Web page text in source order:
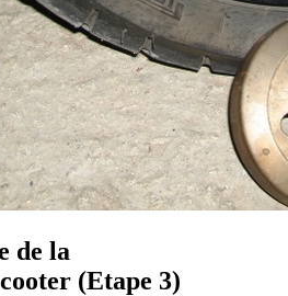
de la
(Etape 3)